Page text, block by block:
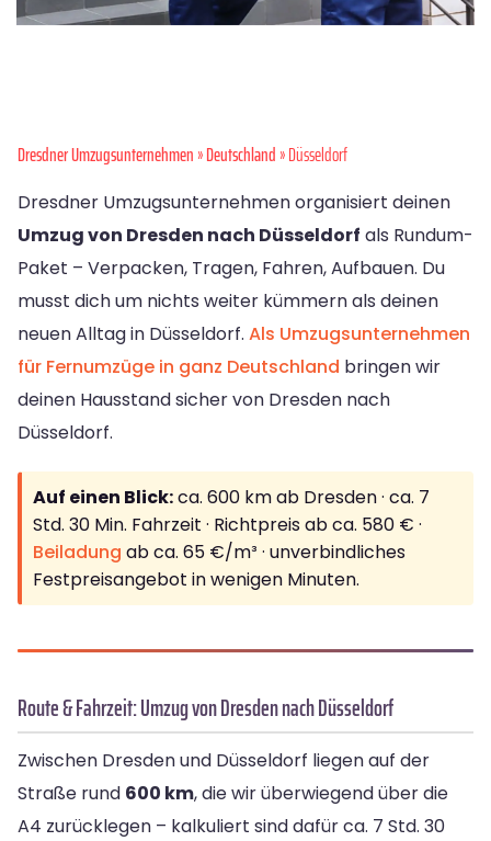
Dresdner Umzugsunternehmen»Deutschland» Düsseldorf
Dresdner Umzugsunternehmen organisiert deinen
Umzug von Dresden nach Düsseldorf als Rundum-
Paket – Verpacken, Tragen, Fahren, Aufbauen. Du
musst dich um nichts weiter kümmern als deinen
neuen Alltag in Düsseldorf. Als Umzugsunternehmen
für Fernumzüge in ganz Deutschland bringen wir
deinen Hausstand sicher von Dresden nach
Düsseldorf.
Auf einen Blick:ca. 600 km ab Dresden · ca. 7
Std. 30 Min. Fahrzeit · Richtpreis ab ca. 580 € ·
Beiladung ab ca. 65 €/m³ · unverbindliches
Festpreisangebot in wenigen Minuten.
Route & Fahrzeit: Umzug von Dresden nach Düsseldorf
Zwischen Dresden und Düsseldorf liegen auf der
Straße rund 600 km, die wir überwiegend über die
A4 zurücklegen – kalkuliert sind dafür ca. 7 Std. 30